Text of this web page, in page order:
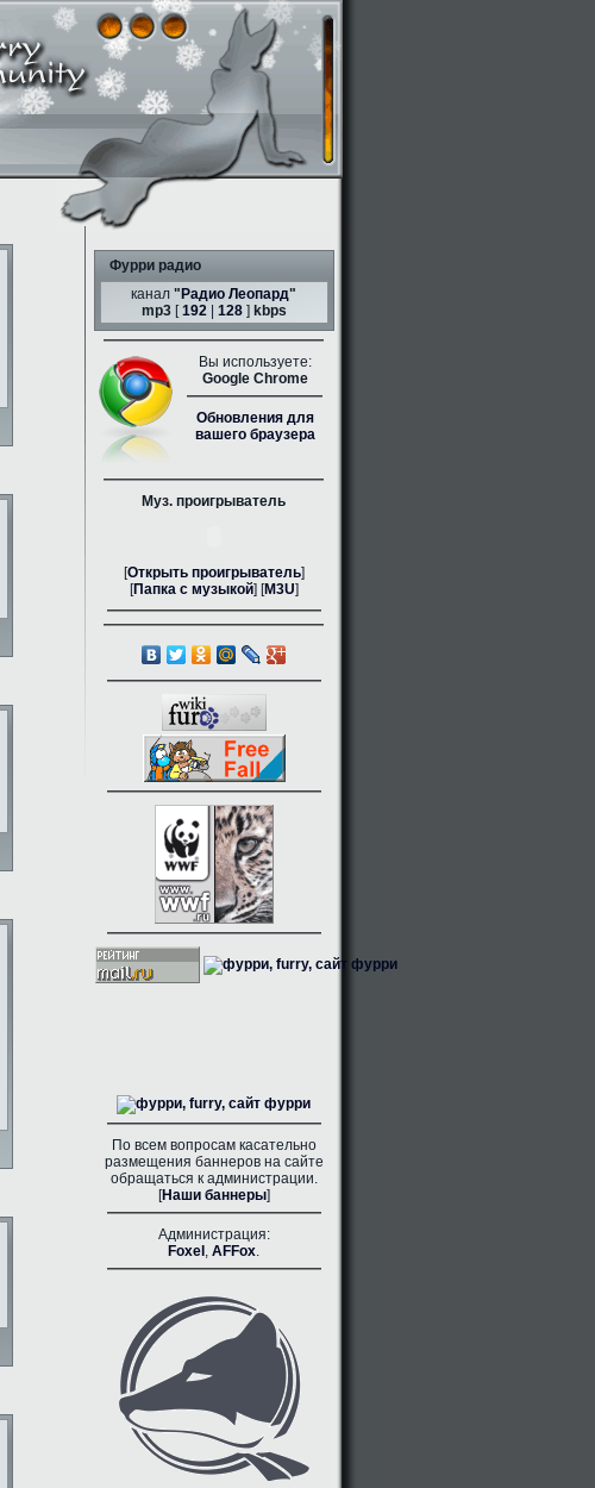
Фурри радио
канал " Радио Леопард"
mp3[192| 128] kbps
Вы используете:
Google Chrome
Обновления для
вашего браузера
Муз. проигрыватель
[Открыть проигрыватель]
[Папка с музыкой] [M3U]
По всем вопросам касательно
размещения баннеров на сайте
обращаться к администрации.
[Наши баннеры]
Администрация:
Foxel , AFFox.